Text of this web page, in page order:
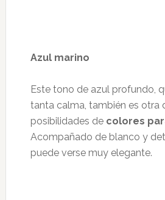
Azul marino
Este tono de azul profundo,
tanta calma, también es otra
posibilidades de colores
Acompañado de blanco y
puede verse muy elegante.